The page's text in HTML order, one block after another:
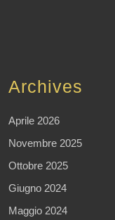
Archives
Aprile 2026
Novembre 2025
Ottobre 2025
Giugno 2024
Maggio 2024